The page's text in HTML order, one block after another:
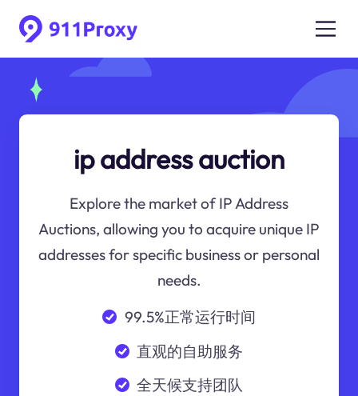
ip address auction
Explore the market of IP Address
Auctions, allowing you to acquire unique IP
addresses for specific business or personal
needs.
99.5%正常运行时间
直观的自助服务
全天候支持团队